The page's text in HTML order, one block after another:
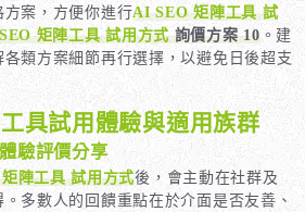
案，方便你進行AI SEO 矩陣工具 試
矩陣工具 試用方式詢價方案 10。建
類方案細節再行選擇，以避免日後超支
具試用體驗與適用族群
驗評價分享
陣工具 試用方式後，會主動在社群及
多數人的回饋重點在於介面是否友善、